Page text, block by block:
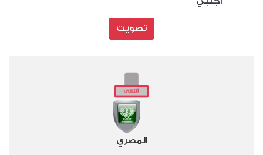
تصويت
المصري